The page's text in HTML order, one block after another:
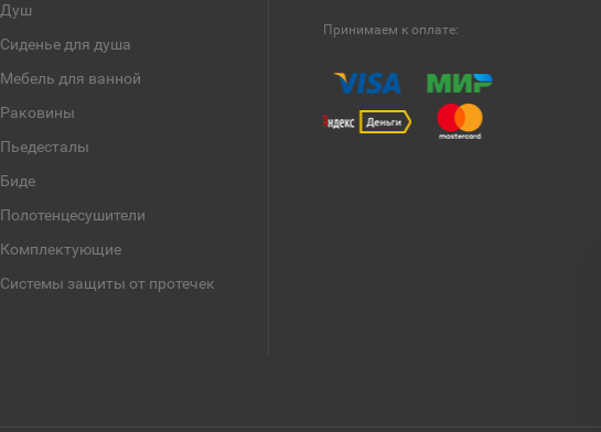
Душ
Сиденье для душа
Мебель для ванной
Раковины
Пьедесталы
Биде
Полотенцесушители
Комплектующие
Системы защиты от протечек
Принимаем к оплате: